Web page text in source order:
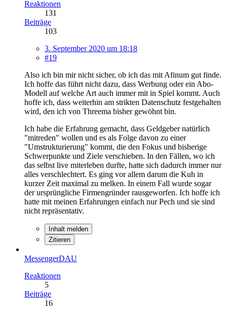
Reaktionen
131
Beiträge
103
3. September 2020 um 18:18
#19
Also ich bin mir nicht sicher, ob ich das mit Afinum gut finde.
Ich hoffe das führt nicht dazu, dass Werbung oder ein Abo-
Modell auf welche Art auch immer mit in Spiel kommt. Auch
hoffe ich, dass weiterhin am strikten Datenschutz festgehalten
wird, den ich von Threema bisher gewöhnt bin.
Ich habe die Erfahrung gemacht, dass Geldgeber natürlich
"mitreden" wollen und es als Folge davon zu einer
"Umstrukturierung" kommt, die den Fokus und bisherige
Schwerpunkte und Ziele verschieben. In den Fällen, wo ich
das selbst live miterleben durfte, hatte sich dadurch immer nur
alles verschlechtert. Es ging vor allem darum die Kuh in
kurzer Zeit maximal zu melken. In einem Fall wurde sogar
der ursprüngliche Firmengründer rausgeworfen. Ich hoffe ich
hatte mit meinen Erfahrungen einfach nur Pech und sie sind
nicht repräsentativ.
Inhalt melden
Zitieren
MessengerDAU
Reaktionen
5
Beiträge
16